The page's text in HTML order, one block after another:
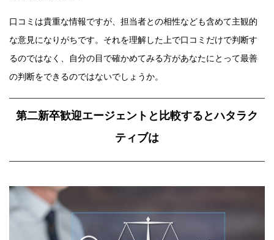
口コミは貴重な情報ですが、担当者との相性なども含めて主観的
な意見になりがちです。それを理解した上で口コミだけで判断す
るのではなく、自分の目で確かめてみる方があなたにとって最善
の判断をできるのではないでしょうか。
第二新卒歓迎エージェントと比較するとハタラク
ティブは